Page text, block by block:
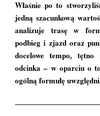
Właśnie po to
jedną szacunkową
analizuje trasę w
podbieg i zjazd oraz
docelowe tempo,
odcinka – w oparciu o
ogólną formułę